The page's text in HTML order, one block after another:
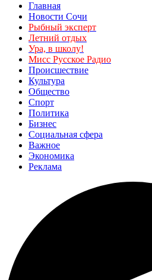
Главная
Новости Сочи
Рыбный эксперт
Летний отдых
Ура, в школу!
Мисс Русское Радио
Происшествие
Культура
Общество
Спорт
Политика
Бизнес
Социальная сфера
Важное
Экономика
Реклама